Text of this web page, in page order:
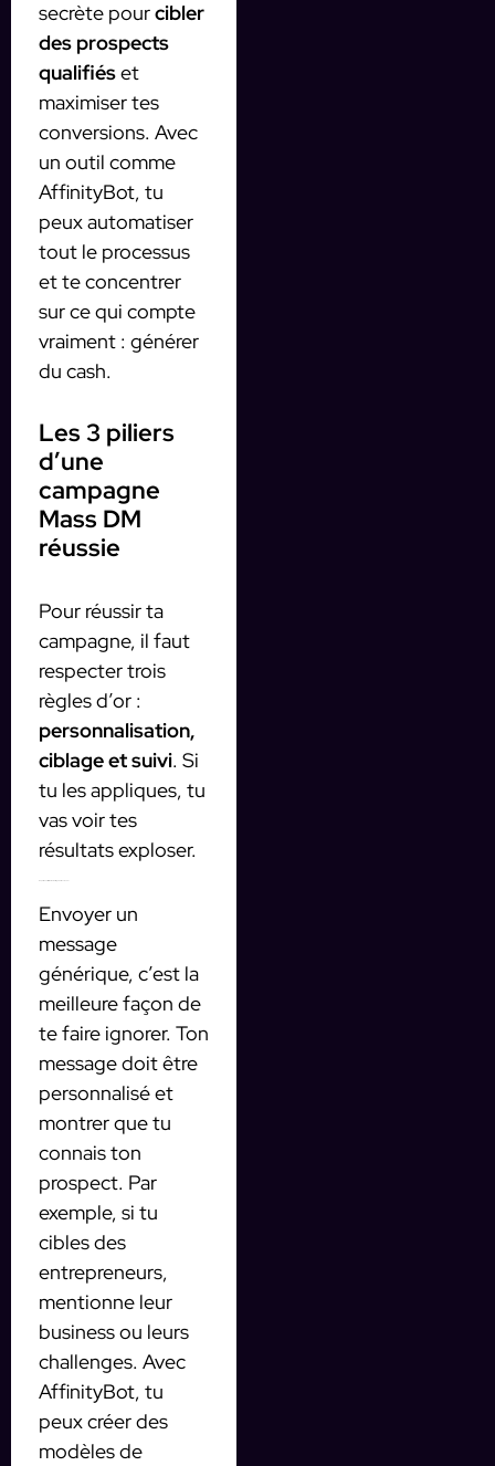
secrète pourcibler
des prospects
qualifiéset
maximiser tes
conversions. Avec
un outil comme
AffinityBot, tu
peux automatiser
tout le processus
et te concentrer
sur ce qui compte
vraiment : générer
du cash.
Les 3 piliers
d’une
campagne
Mass DM
réussie
Pour réussir ta
campagne, il faut
respecter trois
règles d’or :
personnalisation,
ciblage et suivi. Si
tu les appliques, tu
vas voir tes
résultats exploser.
Envoyer un
message
générique, c’est la
meilleure façon de
te faire ignorer. Ton
message doit être
personnalisé et
montrer que tu
connais ton
prospect. Par
exemple, si tu
cibles des
entrepreneurs,
mentionne leur
business ou leurs
challenges. Avec
AffinityBot, tu
peux créer des
modèles de